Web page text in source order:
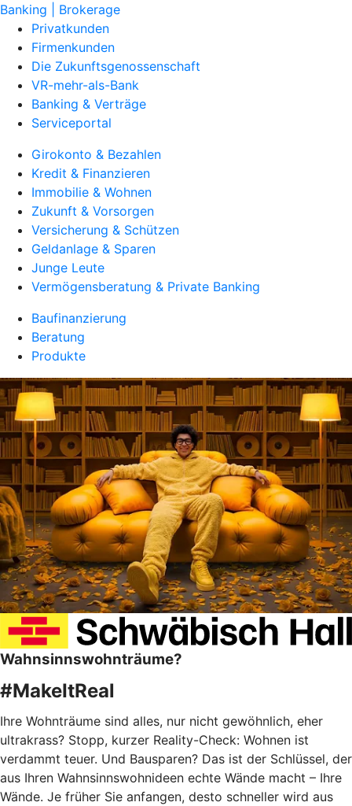
Banking | Brokerage
Privatkunden
Firmenkunden
Die Zukunftsgenossenschaft
VR-mehr-als-Bank
Banking & Verträge
Serviceportal
Girokonto & Bezahlen
Kredit & Finanzieren
Immobilie & Wohnen
Zukunft & Vorsorgen
Versicherung & Schützen
Geldanlage & Sparen
Junge Leute
Vermögensberatung & Private Banking
Baufinanzierung
Beratung
Produkte
Wahnsinnswohnträume?
#MakeItReal
Ihre Wohnträume sind alles, nur nicht gewöhnlich, eher
ultrakrass? Stopp, kurzer Reality-Check: Wohnen ist
verdammt teuer. Und Bausparen? Das ist der Schlüssel, der
aus Ihren Wahnsinnswohnideen echte Wände macht – Ihre
Wände. Je früher Sie anfangen, desto schneller wird aus